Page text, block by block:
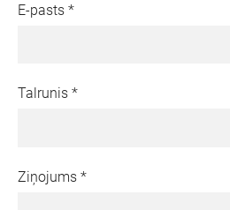
E-pasts *
Talrunis *
Ziņojums *